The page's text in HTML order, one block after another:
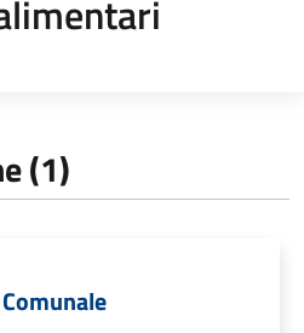
(1)